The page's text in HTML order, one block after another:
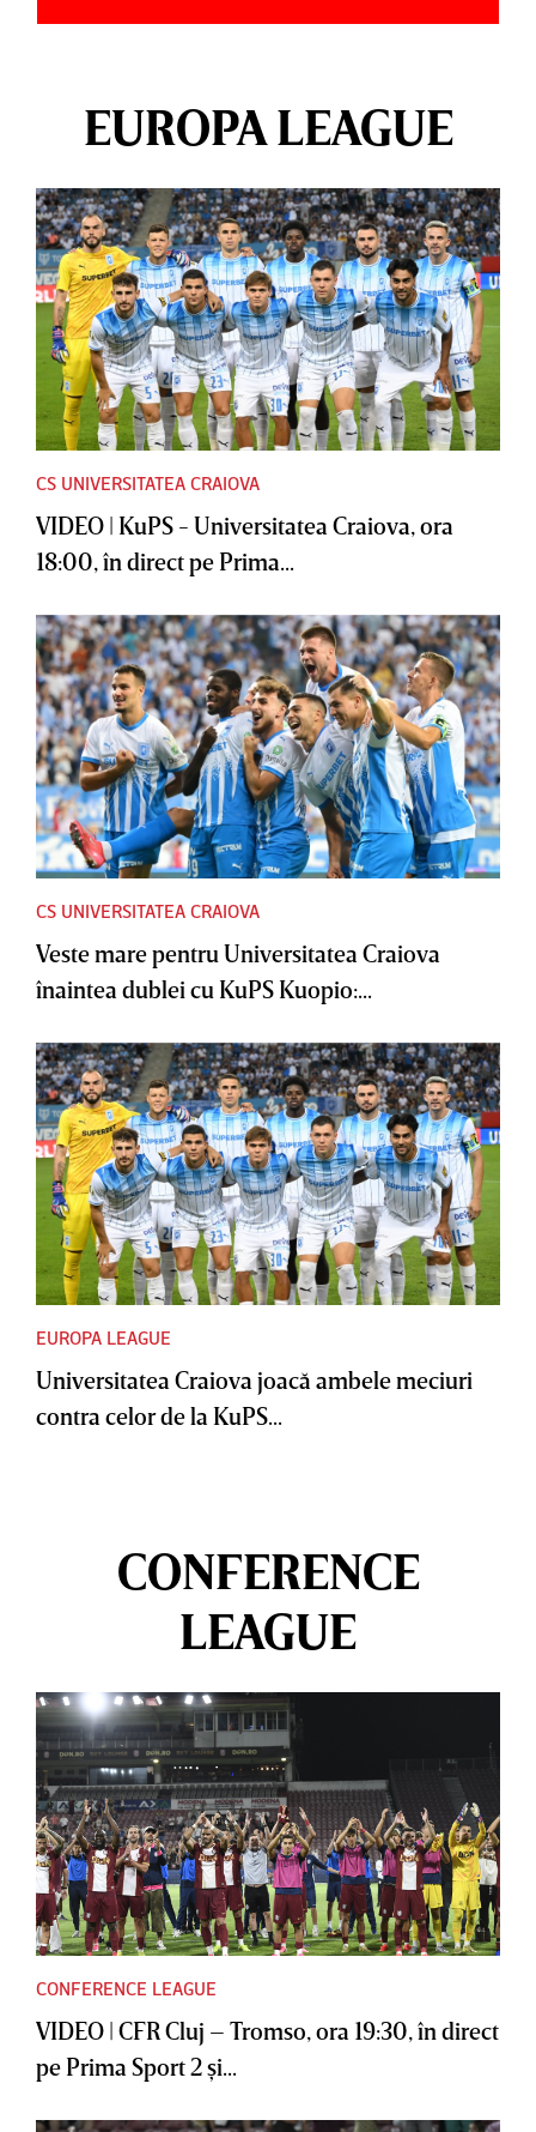
EUROPA LEAGUE
CS UNIVERSITATEA CRAIOVA
VIDEO | KuPS - Universitatea Craiova, ora
18:00, în direct pe Prima...
CS UNIVERSITATEA CRAIOVA
Veste mare pentru Universitatea Craiova
înaintea dublei cu KuPS Kuopio:...
EUROPA LEAGUE
Universitatea Craiova joacă ambele meciuri
contra celor de la KuPS...
CONFERENCE
LEAGUE
CONFERENCE LEAGUE
VIDEO | CFR Cluj – Tromso, ora 19:30, în direct
pe Prima Sport 2 şi...